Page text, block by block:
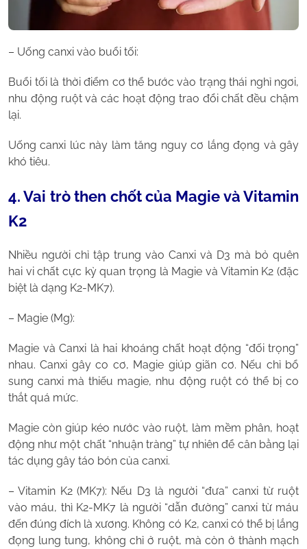
– Uống canxi vào buổi tối:
Buổi tối là thời điểm cơ thể bước vào trạng thái nghỉ ngơi,
nhu động ruột và các hoạt động trao đổi chất đều chậm
lại.
Uống canxi lúc này làm tăng nguy cơ lắng đọng và gây
khó tiêu.
4. Vai trò then chốt của Magie và Vitamin
K2
Nhiều người chỉ tập trung vào Canxi và D3 mà bỏ quên
hai vi chất cực kỳ quan trọng là Magie và Vitamin K2 (đặc
biệt là dạng K2-MK7).
– Magie (Mg):
Magie và Canxi là hai khoáng chất hoạt động “đối trọng”
nhau. Canxi gây co cơ, Magie giúp giãn cơ. Nếu chỉ bổ
sung canxi mà thiếu magie, nhu động ruột có thể bị co
thắt quá mức.
Magie còn giúp kéo nước vào ruột, làm mềm phân, hoạt
động như một chất “nhuận tràng” tự nhiên để cân bằng lại
tác dụng gây táo bón của canxi.
– Vitamin K2 (MK7): Nếu D3 là người “đưa” canxi từ ruột
vào máu, thì K2-MK7 là người “dẫn đường” canxi từ máu
đến đúng đích là xương. Không có K2, canxi có thể bị lắng
đọng lung tung, không chỉ ở ruột, mà còn ở thành mạch